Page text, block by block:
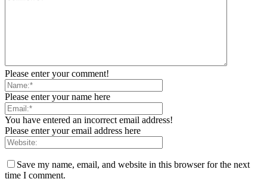
Please enter your comment!
Please enter your name here
You have entered an incorrect email address!
Please enter your email address here
Save my name, email, and website in this browser for the next
time I comment.